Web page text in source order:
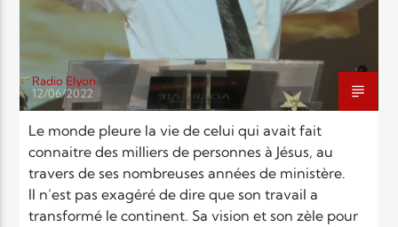
Radio Elyon
12/06/2022
Le monde pleure la vie de celui qui avait fait
connaitre des milliers de personnes à Jésus, au
travers de ses nombreuses années de ministère.
Il n’est pas exagéré de dire que son travail a
transformé le continent. Sa vision et son zèle pour